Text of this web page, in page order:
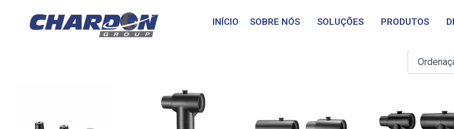
INÍCIO SOBRE NÓS SOLUÇÕES PRODUTOS
IEC Interface C, up to 42 kV,